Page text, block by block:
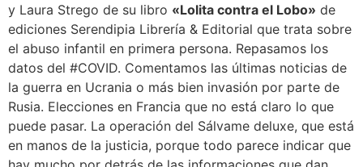
y Laura Strego de su libro «Lolita contra el Lobo» de
ediciones Serendipia Librería & Editorial que trata sobre
el abuso infantil en primera persona. Repasamos los
datos del #COVID. Comentamos las últimas noticias de
la guerra en Ucrania o más bien invasión por parte de
Rusia. Elecciones en Francia que no está claro lo que
puede pasar. La operación del Sálvame deluxe, que está
en manos de la justicia, porque todo parece indicar que